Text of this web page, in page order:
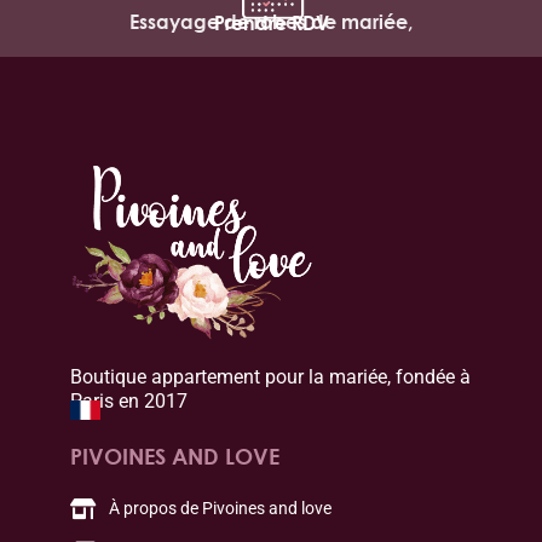
Essayage de robes de mariée,
Prendre RDV
Boutique appartement pour la mariée, fondée à
Paris en 2017
PIVOINES AND LOVE
À propos de Pivoines and love